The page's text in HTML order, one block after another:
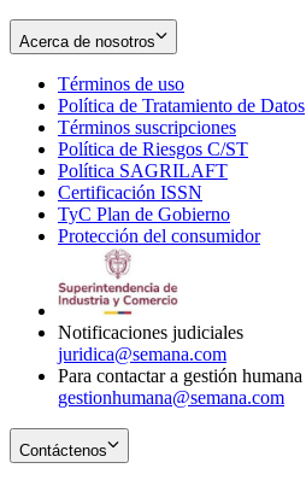
Acerca de nosotros
Términos de uso
in
new
window
Política de Tratamiento de Datos
Términos suscripciones
in
Política de Riesgos C/ST
Política SAGRILAFT
new
window
Certificación ISSN
in
new
TyC Plan de Gobierno
in
Protección del consumidorOpens
Notificaciones judiciales
juridica@semana.com
Para contactar a gestión humana
gestionhumana@semana.com
Contáctenos